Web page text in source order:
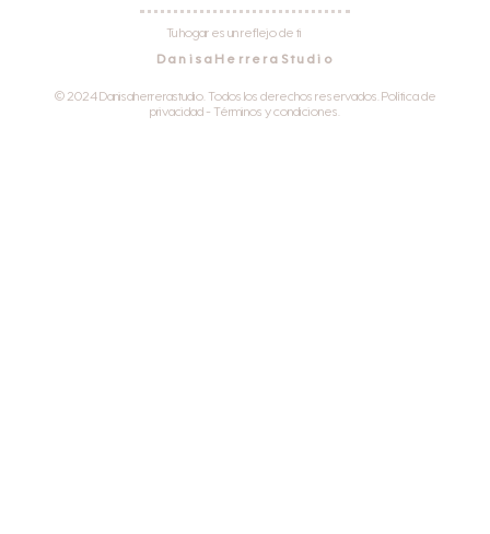
Tu hogar es un reflejo de ti
DanisaHerreraStudio
© 2024 Danisaherrerastudio. Todos los derechos reservados. Política de
privacidad - Términos y condiciones.